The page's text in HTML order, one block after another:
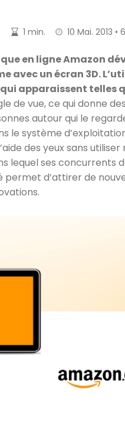
1 min. 10 Mai. 2013 •
en ligne Amazon
un écran 3D.
apparaissent telles
de vue, ce qui donne
autour qui le
le système
des yeux sans
lequel ses concurrents
d’attirer de